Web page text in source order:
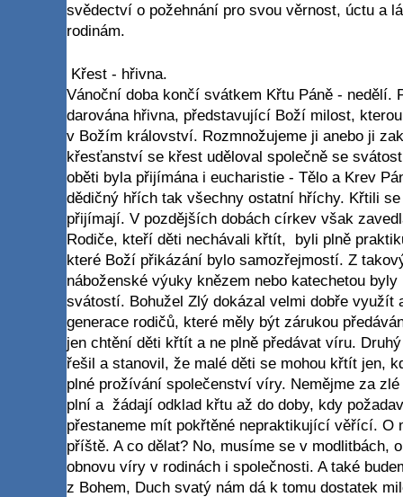
svědectví o požehnání pro svou věrnost, úctu a
rodinám.
Křest - hřivna.
Vánoční doba končí svátkem Křtu Páně - nedělí.
darována hřivna, představující Boží milost,
v Božím království. Rozmnožujeme ji anebo ji
křesťanství se křest uděloval společně se
oběti byla přijímána i eucharistie - Tělo a Krev
dědičný hřích tak všechny ostatní hříchy. Křtili
přijímají. V pozdějších dobách církev však
Rodiče, kteří děti nechávali křtít, byli plně
které Boží přikázání bylo samozřejmostí. Z
náboženské výuky knězem nebo katechetou
svátostí. Bohužel Zlý dokázal velmi dobře využít
generace rodičů, které měly být zárukou
jen chtění děti křtít a ne plně předávat víru.
řešil a stanovil, že malé děti se mohou křtít jen,
plné prožívání společenství víry. Nemějme za
plní a žádají odklad křtu až do doby, kdy
přestaneme mít pokřtěné nepraktikující věřící. O
příště. A co dělat? No, musíme se v modlitbách,
obnovu víry v rodinách i společnosti. A také
z Bohem, Duch svatý nám dá k tomu dostatek